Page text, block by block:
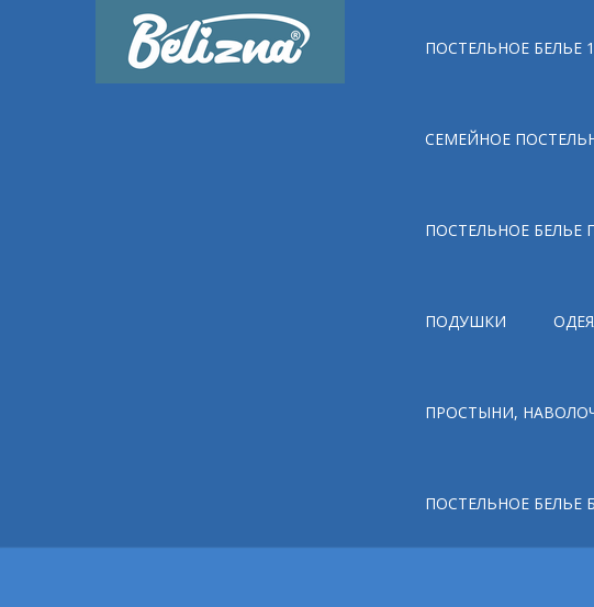
ПОСТЕЛЬНОЕ БЕЛЬЕ
СЕМЕЙНОЕ
ПОСТЕЛЬНОЕ БЕЛЬЕ
ПОДУШКИ
ПРОСТЫНИ,
ПОСТЕЛЬНОЕ БЕЛЬЕ